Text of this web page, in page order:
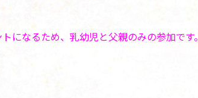
になるため、乳幼児と父親のみの参加です。